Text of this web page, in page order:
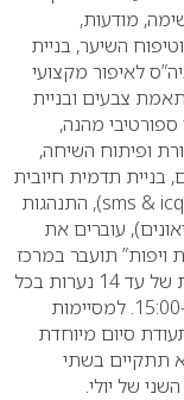
מודעות,
השיער, בניית
לאיפור מקצועי
צבעים ובניית
מהנה,
ופיתוח השיחה,
תדמית חיובית
ורצויה, כללי ההתנהגות בתקשורת המודרנית (sms & icq), התנהגות
עוברים את
ויפות” תועבר במרכז
הישראלי לתדמית תקשורת ונימוסים, לקבוצות של עד 14 נערות בכל
סדנא. אורך הסדנא 5 ימים, בין השעות 15:00-10:00. למסיימות
סיום מיוחדת
תתקיים בשתי